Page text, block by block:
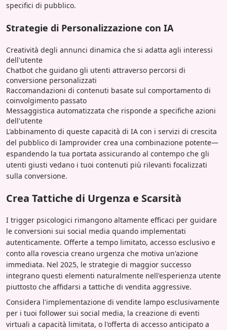
specifici di pubblico.
Strategie di Personalizzazione con IA
Creatività degli annunci dinamica che si adatta agli interessi
dell'utente
Chatbot che guidano gli utenti attraverso percorsi di
conversione personalizzati
Raccomandazioni di contenuti basate sul comportamento di
coinvolgimento passato
Messaggistica automatizzata che risponde a specifiche azioni
dell'utente
L'abbinamento di queste capacità di IA con i servizi di crescita
del pubblico di Iamprovider crea una combinazione potente—
espandendo la tua portata assicurando al contempo che gli
utenti giusti vedano i tuoi contenuti più rilevanti focalizzati
sulla conversione.
Crea Tattiche di Urgenza e Scarsità
I trigger psicologici rimangono altamente efficaci per guidare
le conversioni sui social media quando implementati
autenticamente. Offerte a tempo limitato, accesso esclusivo e
conto alla rovescia creano urgenza che motiva un'azione
immediata. Nel 2025, le strategie di maggior successo
integrano questi elementi naturalmente nell'esperienza utente
piuttosto che affidarsi a tattiche di vendita aggressive.
Considera l'implementazione di vendite lampo esclusivamente
per i tuoi follower sui social media, la creazione di eventi
virtuali a capacità limitata, o l'offerta di accesso anticipato a